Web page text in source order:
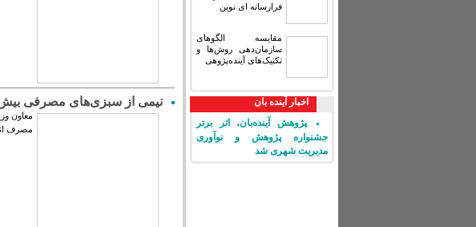
فرارسانه ای نوین
مقایسه‏ الگوهای
سازمان‌دهی روش‌ها و
تکنیک‌های آینده‌پژوهی
اخبار آینده بان
پژوهش آینده‌بان، اثر برتر
جشنواره پژوهش و نوآوری
مدیریت شهری شد
نیمی از سبزی‌های مصرفی بیش
مصرف انرژی و ۷۰ درصد کمبود